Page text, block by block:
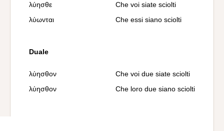
λύησθε
Che voi siate sciolti
λύωνται
Che essi siano sciolti
Duale
λύησθον
Che voi due siate sciolti
λύησθον
Che loro due siano sciolti